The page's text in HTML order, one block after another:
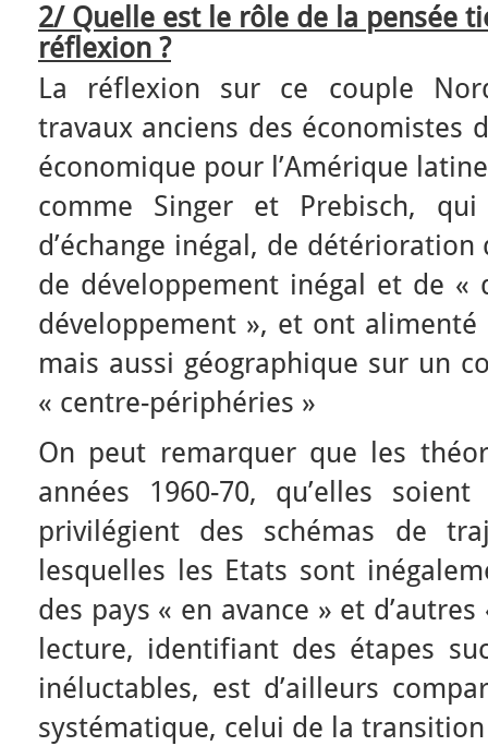
2/ Quelle est le rôle de la pensée
réflexion ?
La réflexion sur ce couple
travaux anciens des économistes
économique pour l’Amérique
comme Singer et Prebisch,
d’échange inégal, de détérioration
de développement inégal et de «
développement », et ont
mais aussi géographique sur un
« centre-périphéries »
On peut remarquer que les
années 1960-70, qu’elles
privilégient des schémas de
lesquelles les Etats sont
des pays « en avance » et
lecture, identifiant des étapes
inéluctables, est d’ailleurs
systématique, celui de la